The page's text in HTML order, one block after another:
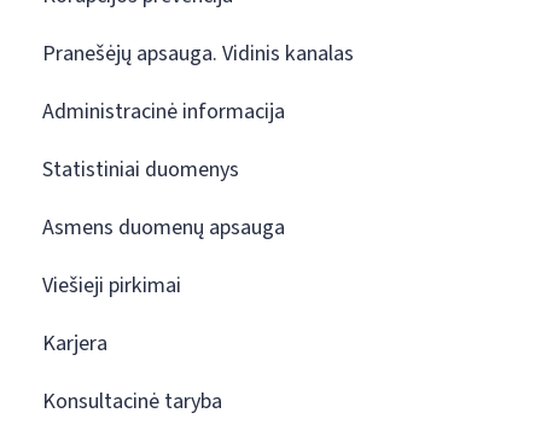
Pranešėjų apsauga. Vidinis kanalas
Administracinė informacija
Statistiniai duomenys
Asmens duomenų apsauga
Viešieji pirkimai
Karjera
Konsultacinė taryba